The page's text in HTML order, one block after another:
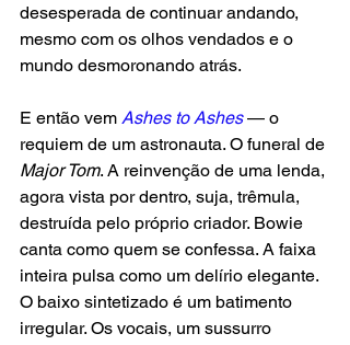
desesperada de continuar andando,
mesmo com os olhos vendados e o
mundo desmoronando atrás.
E então vem Ashes to Ashes — o
requiem de um astronauta. O funeral de
Major Tom. A reinvenção de uma lenda,
agora vista por dentro, suja, trêmula,
destruída pelo próprio criador. Bowie
canta como quem se confessa. A faixa
inteira pulsa como um delírio elegante.
O baixo sintetizado é um batimento
irregular. Os vocais, um sussurro